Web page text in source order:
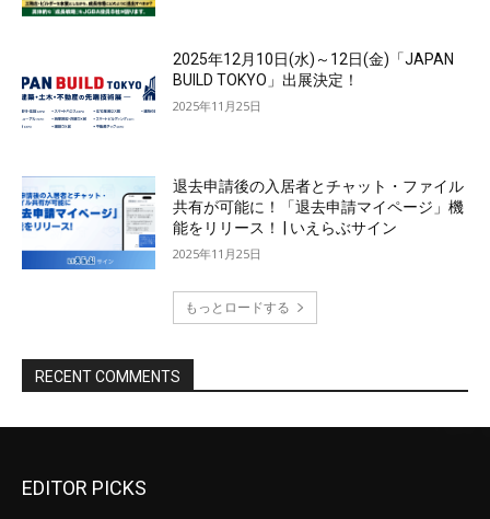
EDITOR PICKS